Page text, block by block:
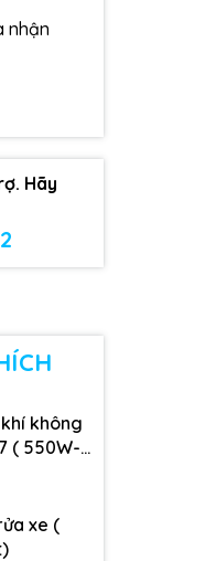
nhận
Hãy
không
( 550W-
xe (